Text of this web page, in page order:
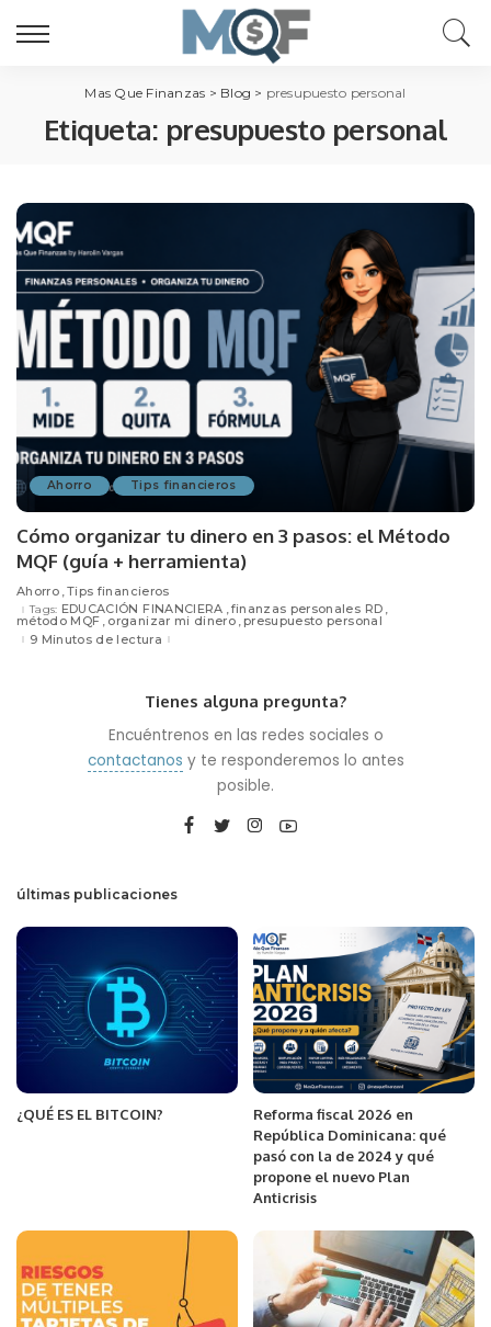
Mas Que Finanzas > Blog > presupuesto personal
Etiqueta: presupuesto personal
Ahorro Tips financieros
Cómo organizar tu dinero en 3 pasos: el Método
MQF (guía + herramienta)
Ahorro Tips financieros
Tags: EDUCACIÓN FINANCIERA finanzas personales RD
método MQF organizar mi dinero presupuesto personal
9 Minutos de lectura
Tienes alguna pregunta?
Encuéntrenos en las redes sociales o
contactanos y te responderemos lo antes
posible.
últimas publicaciones
¿QUÉ ES EL BITCOIN?
Reforma fiscal 2026 en
República Dominicana: qué
pasó con la de 2024 y qué
propone el nuevo Plan
Anticrisis